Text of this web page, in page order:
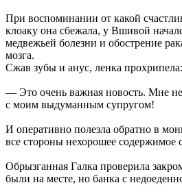
При воспоминании от какой
клоаку она сбежала, у Вшивой
медвежьей болезни и обострение
мозга.
Сжав зубы и анус, ленка прохрипела:
— Это очень важная новость. Мне
с моим выдуманным супругом!
И оперативно полезла обратно в
все стороны нехорошее содержимое
Обрызганная Галка проверила
были на месте, но банка с